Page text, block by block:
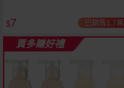
$7 已銷售1.7萬
買多賺好禮